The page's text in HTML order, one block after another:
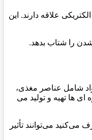
علاقه دارند. این
را شتاب بدهد.
شامل عناصر مغذی،
ها تهیه و تولید می
می‌توانند تأثیر